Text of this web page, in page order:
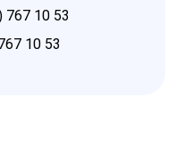
767 10 53
10 53